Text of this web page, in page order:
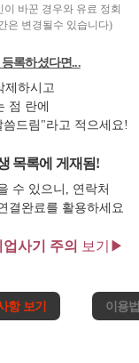
바꾼 경우와 유료 정회
은 변경될수 있습니다)
록하셨다면...
제하시고
점 란에
드림"라고 적으세요!
목록에 게재됨!
수 있으니, 연락처
결완료를 활용하세요
업사기 주의 보기▶
항 보기 이용법